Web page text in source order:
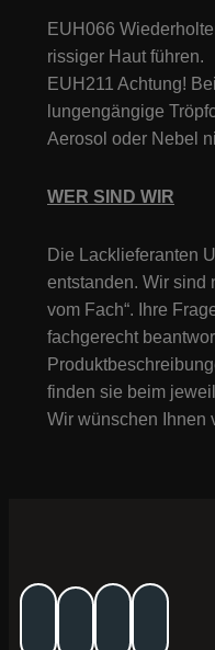
EUH066
rissiger Haut führen.
EUH211 Achtung!
lungengängige
Aerosol oder Nebel
WER SIND WIR
Die Lacklieferanten
entstanden. Wir sind
vom Fach“. Ihre
fachgerecht
finden sie beim
Wir wünschen Ihnen